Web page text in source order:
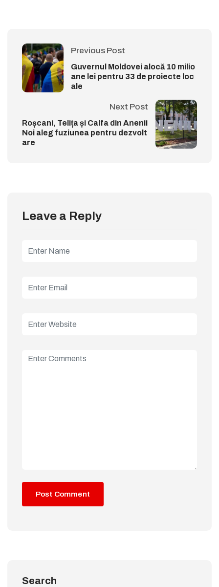
Previous Post
Guvernul Moldovei alocă 10 milio
ane lei pentru 33 de proiecte loc
ale
Next Post
Roșcani, Telița și Calfa din Anenii
Noi aleg fuziunea pentru dezvolt
are
Leave a Reply
Search